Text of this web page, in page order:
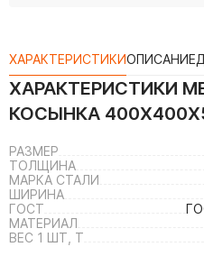
ХАРАКТЕРИСТИКИОПИСАНИЕ
ХАРАКТЕРИСТИКИ
КОСЫНКА
РАЗМЕР
ТОЛЩИНА
МАРКА СТАЛИ
ШИРИНА
ГОСТ
МАТЕРИАЛ
ВЕС 1 ШТ, Т